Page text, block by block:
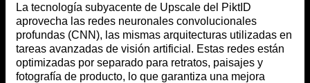
La tecnología subyacente de Upscale del PiktID
aprovecha las redes neuronales convolucionales
profundas (CNN), las mismas arquitecturas utilizadas en
tareas avanzadas de visión artificial. Estas redes están
optimizadas por separado para retratos, paisajes y
fotografía de producto, lo que garantiza una mejora